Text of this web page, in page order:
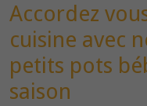
Accordez
cuisine avec
petits pots
saison